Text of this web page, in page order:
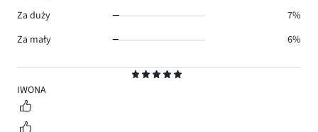
5
IWONA
Za duży
7%
Za mały
6%